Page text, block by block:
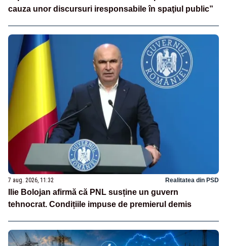
cauza unor discursuri iresponsabile în spaţiul public”
7 aug. 2026, 11:32 Realitatea din PSD
Ilie Bolojan afirmă că PNL susține un guvern
tehnocrat. Condițiile impuse de premierul demis